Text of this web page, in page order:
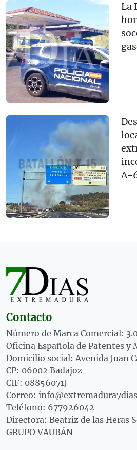
La
A-
Contacto
Número de Marca Comercial:
Oficina Española de Patentes y
Domicilio social: Avenida Juan
CP: 06002 Badajoz
CIF: 08856071J
Correo:
Teléfono: 677926042
Directora: Beatriz de las Heras
GRUPO VAUBÁN